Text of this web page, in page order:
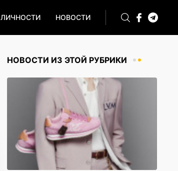
ЛИЧНОСТИ НОВОСТИ
НОВОСТИ ИЗ ЭТОЙ РУБРИКИ